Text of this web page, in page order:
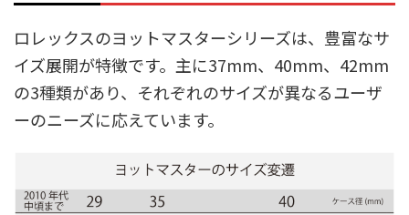
ロレックスのヨットマスターシリーズは、豊富なサ
イズ展開が特徴です。主に37mm、40mm、42mm
の3種類があり、それぞれのサイズが異なるユーザ
ーのニーズに応えています。